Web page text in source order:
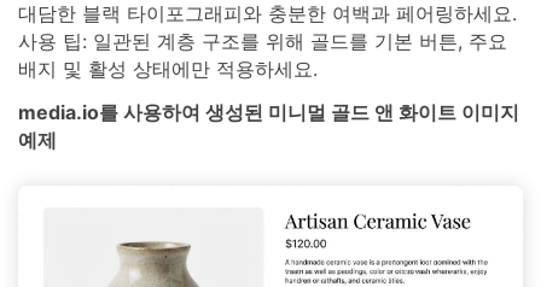
대담한 블랙 타이포그래피와 충분한 여백과 페어링하세요.
사용 팁: 일관된 계층 구조를 위해 골드를 기본 버튼, 주요
배지 및 활성 상태에만 적용하세요.
media.io를 사용하여 생성된 미니멀 골드 앤 화이트 이미지
예제